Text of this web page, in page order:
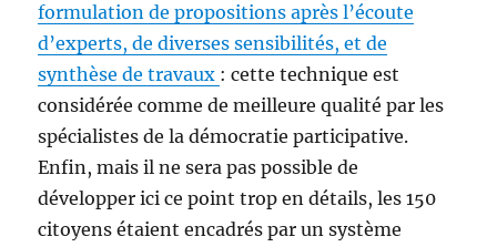
formulation de propositions après l’écoute
d’experts, de diverses sensibilités, et de
synthèse de travaux : cette technique est
considérée comme de meilleure qualité par les
spécialistes de la démocratie participative.
Enfin, mais il ne sera pas possible de
développer ici ce point trop en détails, les 150
citoyens étaient encadrés par un système